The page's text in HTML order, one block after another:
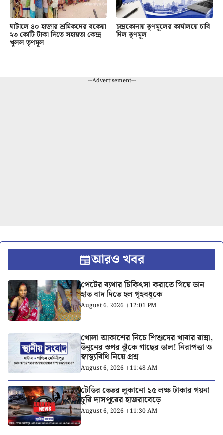
ঘাটালে ৪০ হাজার শ্রমিকদের বকেয়া
২৩ কোটি টাকা দিতে সহায়তা কেন্দ্র
খুলল তৃণমূল
চন্দ্রকোনায় তৃণমূলের কার্যালয়ে চাবি
দিল তৃণমূল
---Advertisement---
আরও খবর
পেটের ব্যথার চিকিৎসা করাতে গিয়ে ডান
হাত বাদ দিতে হল গৃহবধূকে
August 6, 2026 । 12:01 PM
খোলা আকাশের নিচে শিশুদের খাবার রান্না,
উনুনের ওপর ঝুঁকে গাছের ডাল! নিরাপত্তা ও
স্বাস্থ্যবিধি নিয়ে প্রশ্ন
August 6, 2026 । 11:48 AM
টেডির ভেতর লুকানো ১৫ লক্ষ টাকার গয়না
চুরি দাসপুরের হাজরাবেড়ে
August 6, 2026 । 11:30 AM